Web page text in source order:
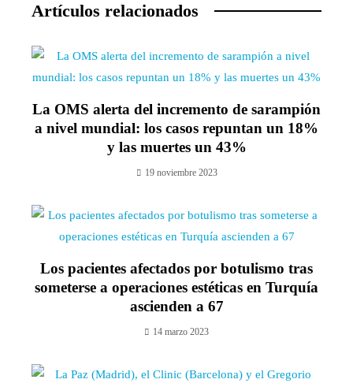
Artículos relacionados
La OMS alerta del incremento de sarampión
a nivel mundial: los casos repuntan un 18%
y las muertes un 43%
19 noviembre 2023
Los pacientes afectados por botulismo tras
someterse a operaciones estéticas en Turquía
ascienden a 67
14 marzo 2023